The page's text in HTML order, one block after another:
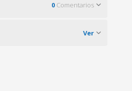
0 Comentarios
Ver